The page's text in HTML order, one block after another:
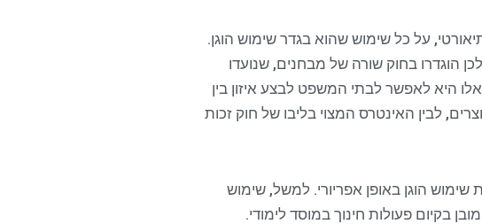
על כל שימוש שהוא בגדר שימוש הוגן.
הוגדרו בחוק שורה של מבחנים, שנועדו
היא לאפשר לבתי המשפט לבצע איזון בין
לבין האינטרס המצוי בליבו של חוק זכות
שימוש הוגן באופן אפריורי. למשל, שימוש
בקיום פעולות חינוך במוסד לימודי.